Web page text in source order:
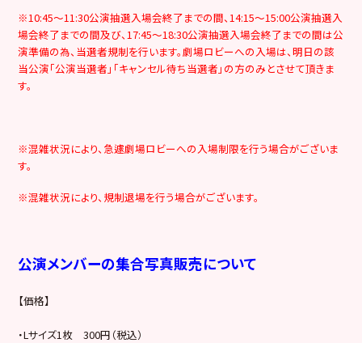
※10:45～11:30公演抽選入場会終了までの間、14:15～15:00公演抽選入
場会終了までの間及び、17:45～18:30公演抽選入場会終了までの間は公
演準備の為、当選者規制を行います。劇場ロビーへの入場は、明日の該
当公演「公演当選者」「キャンセル待ち当選者」の方のみとさせて頂きま
す。
※混雑状況により、急遽劇場ロビーへの入場制限を行う場合がございま
す。
※混雑状況により、規制退場を行う場合がございます。
公演メンバーの集合写真販売について
【価格】
・Lサイズ1枚 300円（税込）